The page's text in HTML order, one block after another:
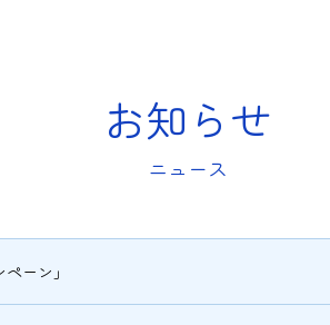
お知らせ
ニュース
ーン」